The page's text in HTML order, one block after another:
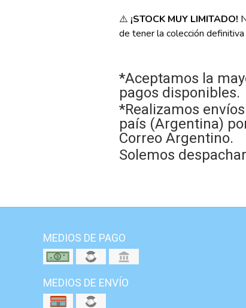
⚠️ ¡STOCK MUY LIMITADO!
de tener la colección
*Aceptamos la
pagos disponibles.
*Realizamos
país (Argentina)
Correo Argentino.
Solemos
MEDIOS DE PAGO
MEDIOS DE ENVÍO